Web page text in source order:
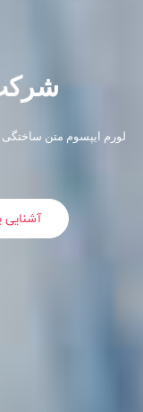
لورم ایپسوم متن ساختگی
آشنایی